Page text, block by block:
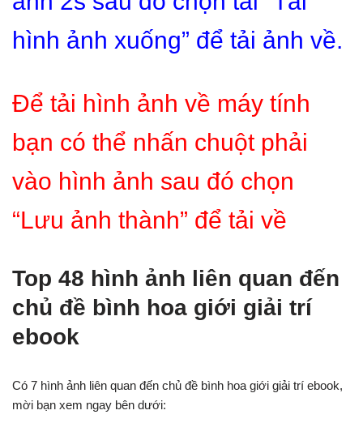
hình ảnh xuống” để tải ảnh về.
Để tải hình ảnh về máy tính
bạn có thể nhấn chuột phải
vào hình ảnh sau đó chọn
“Lưu ảnh thành” để tải về
Top 48 hình ảnh liên quan đến
chủ đề bình hoa giới giải trí
ebook
Có 7 hình ảnh liên quan đến chủ đề bình hoa giới giải trí ebook,
mời bạn xem ngay bên dưới: